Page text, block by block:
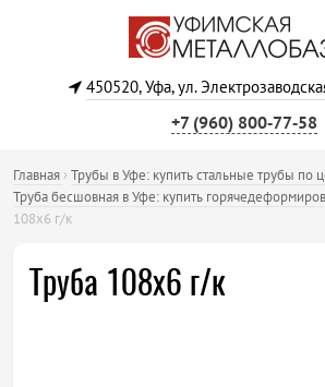
450520, Уфа, ул.
+7 (960) 800‐77‐58
Главная › Трубы в Уфе: купить стальные трубы по
Труба бесшовная в Уфе: купить
108х6 г/к
Труба 108х6 г/к